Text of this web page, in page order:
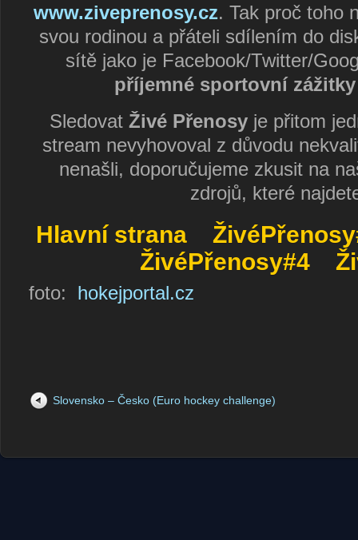
www.ziveprenosy.cz. Tak proč toho
svou rodinou a přáteli sdílením do
sítě jako je Facebook/Twitter/
příjemné sportovní
Sledovat Živé Přenosyje přitom
stream nevyhovoval z důvodu
nenašli, doporučujeme zkusit na
zdrojů, které
Hlavní strana
ŽivéPřenosy#4
foto: hokejportal.cz
Slovensko – Česko (Euro hockey challenge)